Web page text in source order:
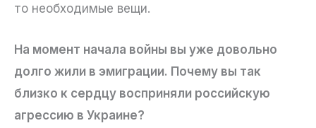
то необходимые вещи.
На момент начала войны вы уже довольно
долго жили в эмиграции. Почему вы так
близко к сердцу восприняли российскую
агрессию в Украине?